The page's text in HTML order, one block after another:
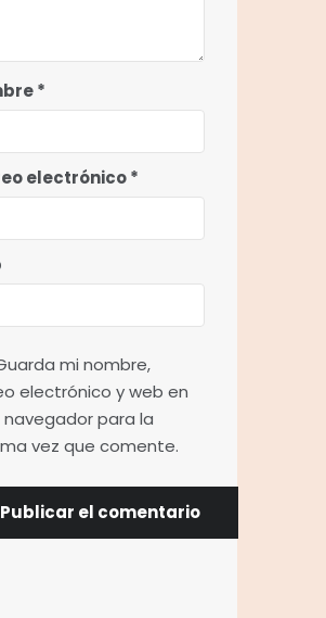
*
electrónico*
mi nombre,
electrónico y web en
para la
vez que comente.